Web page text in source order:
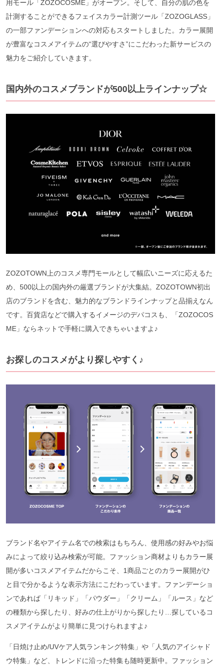
用モール「ZOZOCOSME」がオープン。そして、自分の肌の色を
計測することができるフェイスカラー計測ツール「ZOZOGLASS」
の一部ファンデーションへの対応もスタートしました。カラー展開
が豊富なコスメアイテムの“選びやすさ”にこだわった新サービスの
魅力をご紹介していきます。
国内外のコスメブランドが500以上ラインナップ☆
ZOZOTOWN上のコスメ専門モールとして幅広いニーズに応えるた
め、500以上の国内外の厳選ブランドが大集結。ZOZOTOWN初出
店のブランドを含む、魅力的なブランドラインナップと品揃えなん
です。百貨店などで購入するイメージのデパコスも、「ZOZOCOS
ME」ならネットで手軽に購入できちゃいますよ♪
お探しのコスメがより探しやすく♪
ブランド名やアイテム名での検索はもちろん、使用感の好みやお悩
みによって絞り込み検索が可能。ファッション商材よりもカラー展
開が多いコスメアイテムだからこそ、1商品ごとのカラー展開がひ
と目で分かるような表示方法にこだわっています。ファンデーショ
ンであれば「リキッド」「パウダー」「クリーム」「ルース」など
の種類から探したり、好みの仕上がりから探したり…探しているコ
スメアイテムがより簡単に見つけられますよ♪
「日焼け止め/UVケア人気ランキング特集」や「人気のアイシャド
ウ特集」など、トレンドに沿った特集も随時更新中。ファッション